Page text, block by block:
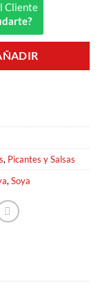
Cliente
, Picantes y Salsas
, Soya